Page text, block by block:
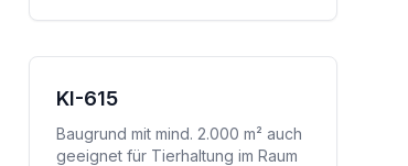
KI-615
Baugrund mit mind. 2.000 m² auch
geeignet für Tierhaltung im Raum